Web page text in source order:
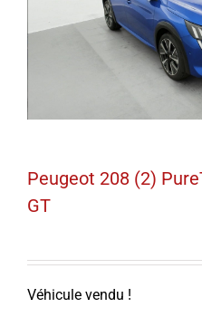
Peugeot 208 (2)
GT
Véhicule vendu !